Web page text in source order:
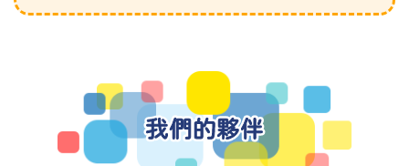
我們的夥伴